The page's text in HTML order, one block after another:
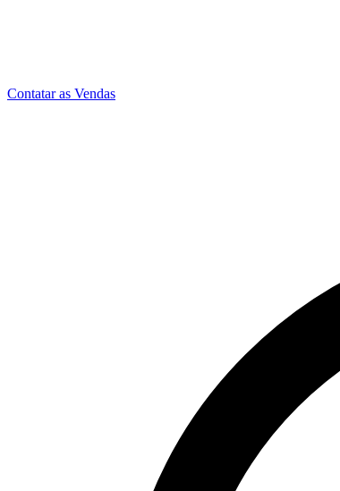
Contatar as Vendas